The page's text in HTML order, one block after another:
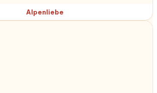
Alpenliebe